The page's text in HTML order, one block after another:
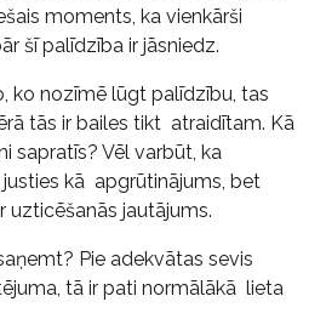
moments, ka vienkārši
šī palīdzība ir jāsniedz.
ko nozīmē lūgt palīdzību, tas
tās ir bailes tikt atraidītam. Kā
sapratīs? Vēl varbūt, ka
kā apgrūtinājums, bet
uzticēšanās jautājums.
Pie adekvātas sevis
tā ir pati normālākā lieta